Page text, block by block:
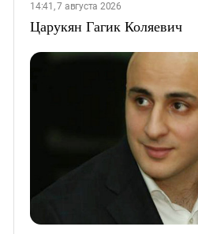
14:41, 7 августа 2026
Царукян Гагик Коляевич